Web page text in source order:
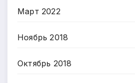
Март 2022
Ноябрь 2018
Октябрь 2018